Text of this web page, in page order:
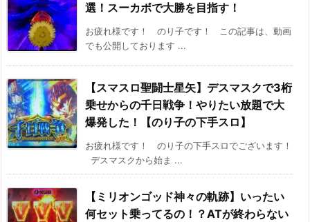
選！スーカボで大勝を目指す！
お疲れ様です！ のり子です！ この記事は、動画
でも公開しております ...
【スマスロ聖闘士星矢】デスマスクで3桁
乗せからの千日戦争！やりたい放題で大
爆発した！【のり子の下手スロ】
お疲れ様です！ のり子の下手スロでございます！
デスマスクから始ま ...
【ミリオンゴッド神々の軌跡】いったい
何セット乗ってるの！？ATが終わらない